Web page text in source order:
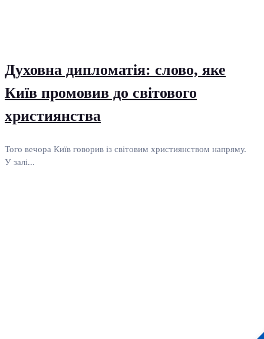
Духовна дипломатія: слово, яке
Київ промовив до світового
християнства
Того вечора Київ говорив із світовим християнством напряму.
У залі...